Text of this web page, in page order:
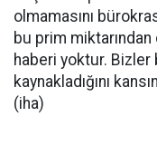
olmamasını
bu prim miktarından
haberi yoktur.
kaynakladığını
(iha)